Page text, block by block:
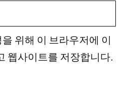
위해 이 브라우저에 이
웹사이트를 저장합니다.